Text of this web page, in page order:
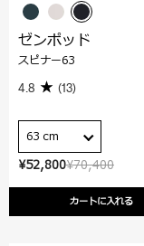
¥70,400
¥52,800
カートに入れる
ゼンポッド
スピナー63
4.8 (13)
63 cm